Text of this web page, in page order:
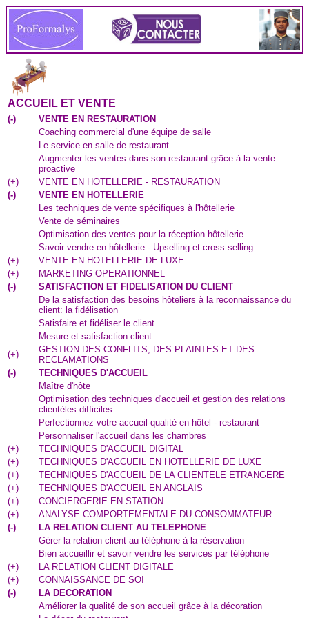
ACCUEIL ET VENTE
(-)
VENTE EN RESTAURATION
Coaching commercial d'une équipe de salle
Le service en salle de restaurant
Augmenter les ventes dans son restaurant grâce à la vente
proactive
(+)
VENTE EN HOTELLERIE - RESTAURATION
(-)
VENTE EN HOTELLERIE
Les techniques de vente spécifiques à l'hôtellerie
Vente de séminaires
Optimisation des ventes pour la réception hôtellerie
Savoir vendre en hôtellerie - Upselling et cross selling
(+)
VENTE EN HOTELLERIE DE LUXE
(+)
MARKETING OPERATIONNEL
(-)
SATISFACTION ET FIDELISATION DU CLIENT
De la satisfaction des besoins hôteliers à la reconnaissance du
client: la fidélisation
Satisfaire et fidéliser le client
Mesure et satisfaction client
(+)
GESTION DES CONFLITS, DES PLAINTES ET DES
RECLAMATIONS
(-)
TECHNIQUES D'ACCUEIL
Maître d'hôte
Optimisation des techniques d'accueil et gestion des relations
clientèles difficiles
Perfectionnez votre accueil-qualité en hôtel - restaurant
Personnaliser l'accueil dans les chambres
(+)
TECHNIQUES D'ACCUEIL DIGITAL
(+)
TECHNIQUES D'ACCUEIL EN HOTELLERIE DE LUXE
(+)
TECHNIQUES D'ACCUEIL DE LA CLIENTELE ETRANGERE
(+)
TECHNIQUES D'ACCUEIL EN ANGLAIS
(+)
CONCIERGERIE EN STATION
(+)
ANALYSE COMPORTEMENTALE DU CONSOMMATEUR
(-)
LA RELATION CLIENT AU TELEPHONE
Gérer la relation client au téléphone à la réservation
Bien accueillir et savoir vendre les services par téléphone
(+)
LA RELATION CLIENT DIGITALE
(+)
CONNAISSANCE DE SOI
(-)
LA DECORATION
Améliorer la qualité de son accueil grâce à la décoration